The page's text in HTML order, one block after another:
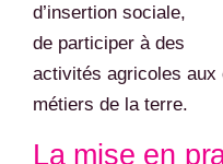
d’insertion sociale,
de participer à des
activités agricoles aux
métiers de la terre.
La mise en